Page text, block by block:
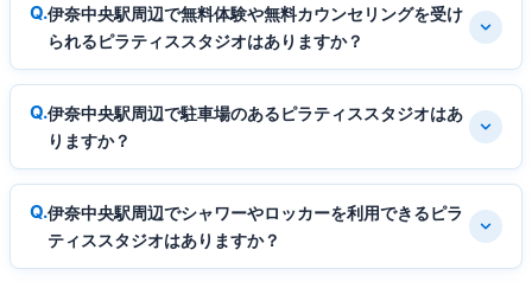
伊奈中央駅周辺で無料体験や無料カウンセリングを受け
られるピラティススタジオはありますか？
伊奈中央駅周辺で駐車場のあるピラティススタジオはあ
りますか？
伊奈中央駅周辺でシャワーやロッカーを利用できるピラ
ティススタジオはありますか？